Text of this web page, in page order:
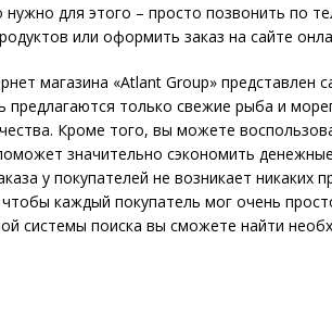
нужно для этого – просто позвонить по
или оформить заказ на сайте
магазина «Atlant Group» представлен
предлагаются только свежие рыба и
Кроме того, вы можете
значительно сэкономить
у покупателей не возникает никаких
каждый покупатель мог очень
системы поиска вы сможете найти